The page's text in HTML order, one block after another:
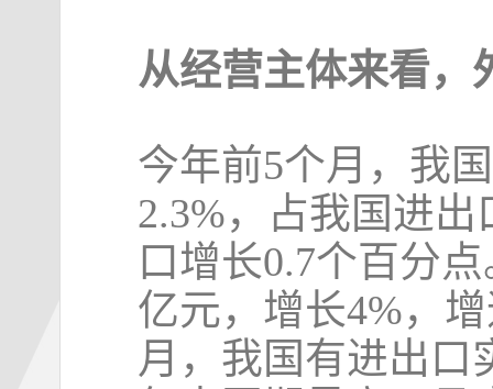
从经营主体来看，
今年前5个月，我
2.3%，占我国进
口增长0.7个百分
亿元，增长4%，
月，我国有进出口